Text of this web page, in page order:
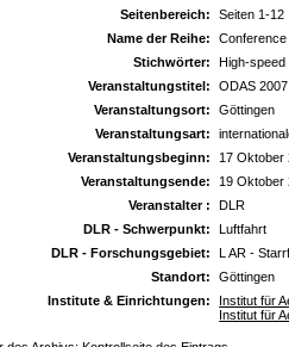
Seitenbereich:
Seiten 1-12
Name der Reihe:
Stichwörter:
High-speed
Veranstaltungstitel:
ODAS
Veranstaltungsort:
Göttingen
Veranstaltungsart:
Veranstaltungsbeginn:
17 Oktober
Veranstaltungsende:
19 Oktober
Veranstalter :
DLR
DLR - Schwerpunkt:
Luftfahrt
DLR - Forschungsgebiet:
L AR -
Standort:
Göttingen
Institute & Einrichtungen:
Institut für
Institut für